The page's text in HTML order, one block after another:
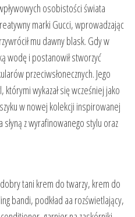
osobistości świata
marki Gucci, wprowadzając
mu dawny blask. Gdy w
wodę i postanowił stworzyć
przeciwsłonecznych. Jego
którymi wykazał się wcześniej jako
w nowej kolekcji inspirowanej
z wyrafinowanego stylu oraz
tani krem do twarzy, krem do
bandi, podkład aa rozświetlający,